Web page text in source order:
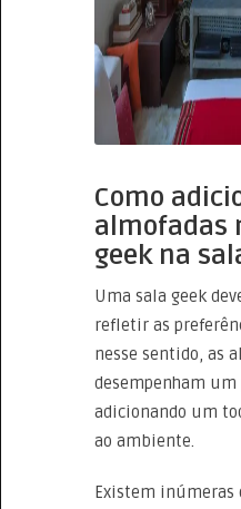
Como
almofadas
geek na
Uma sala geek
refletir as
nesse sentido, as
desempenham
adicionando um
ao ambiente.
Existem inúmeras